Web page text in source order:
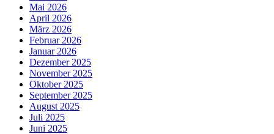
Mai 2026
April 2026
März 2026
Februar 2026
Januar 2026
Dezember 2025
November 2025
Oktober 2025
September 2025
August 2025
Juli 2025
Juni 2025